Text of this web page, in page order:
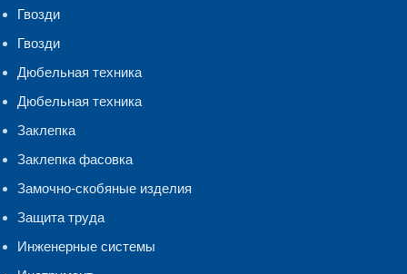
Гвозди
Гвозди
Дюбельная техника
Дюбельная техника
Заклепка
Заклепка фасовка
Замочно-скобяные изделия
Защита труда
Инженерные системы